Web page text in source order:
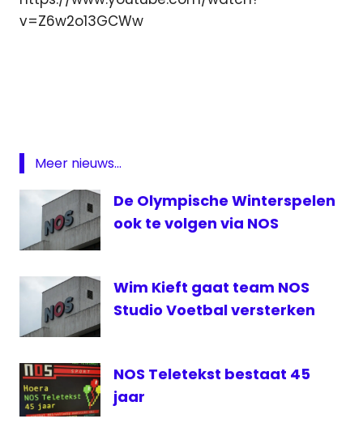
v=Z6w2o13GCWw
stopt
VRT
Teletekst
Meer nieuws...
De Olympische Winterspelen
ook te volgen via NOS
Wim Kieft gaat team NOS
Studio Voetbal versterken
NOS Teletekst bestaat 45
jaar